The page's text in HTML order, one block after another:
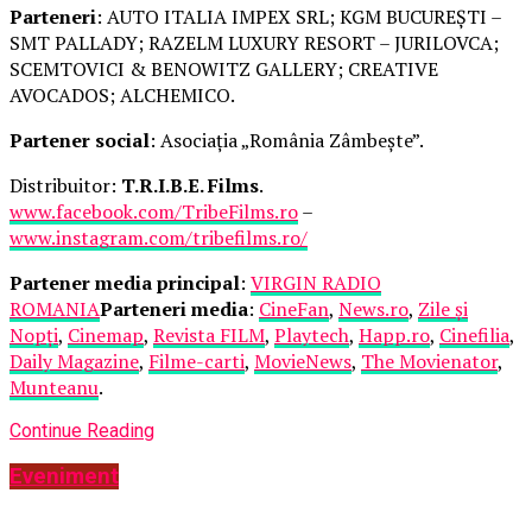
Parteneri: AUTO ITALIA IMPEX SRL; KGM BUCUREȘTI –
SMT PALLADY; RAZELM LUXURY RESORT – JURILOVCA;
SCEMTOVICI & BENOWITZ GALLERY; CREATIVE
AVOCADOS; ALCHEMICO.
Partener social: Asociația „România Zâmbește”.
Distribuitor: T.R.I.B.E. Films.
www.facebook.com/TribeFilms.ro–
www.instagram.com/tribefilms.ro/
Partener media principal: VIRGIN RADIO
ROMANIAParteneri media: CineFan, News.ro, Zile și
Nopți, Cinemap, Revista FILM, Playtech, Happ.ro, Cinefilia,
Daily Magazine, Filme-carti, MovieNews, The Movienator,
Munteanu.
Continue Reading
Eveniment